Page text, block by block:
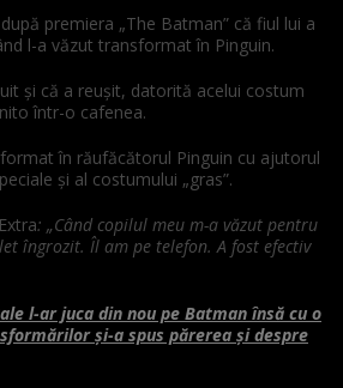
premiera „The Batman” că fiul lui a
l-a văzut transformat în Pinguin.
și că a reușit, datorită acelui costum
într-o cafenea.
în răufăcătorul Pinguin cu ajutorul
și al costumului „gras”.
: „Când copilul meu m-a văzut pentru
îngrozit. Îl am pe telefon. A fost efectiv
l-ar juca din nou pe Batman însă cu o
și-a spus părerea și despre